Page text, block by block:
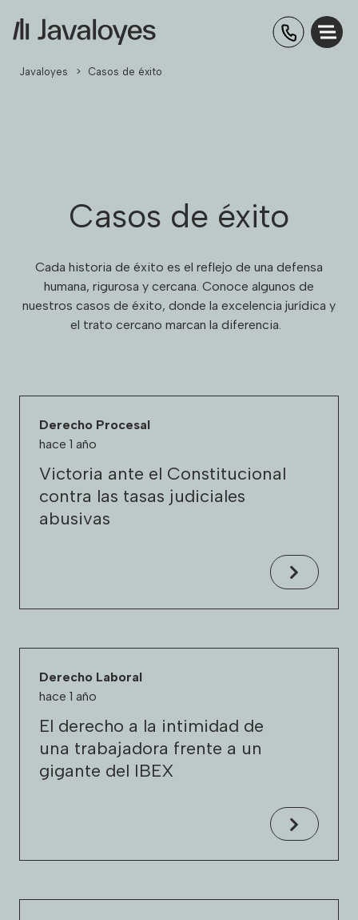
Javaloyes > Casos de éxito
Casos de éxito
Cada historia de éxito es el reflejo de una defensa
humana, rigurosa y cercana. Conoce algunos de
nuestros casos de éxito, donde la excelencia jurídica y
el trato cercano marcan la diferencia.
Derecho Procesal
hace 1 año
Victoria ante el Constitucional
contra las tasas judiciales
abusivas
Derecho Laboral
hace 1 año
El derecho a la intimidad de
una trabajadora frente a un
gigante del IBEX